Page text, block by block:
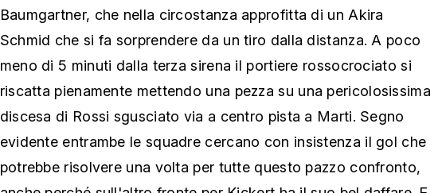
Baumgartner, che nella circostanza approfitta di un Akira
Schmid che si fa sorprendere da un tiro dalla distanza. A poco
meno di 5 minuti dalla terza sirena il portiere rossocrociato si
riscatta pienamente mettendo una pezza su una pericolosissima
discesa di Rossi sgusciato via a centro pista a Marti. Segno
evidente entrambe le squadre cercano con insistenza il gol che
potrebbe risolvere una volta per tutte questo pazzo confronto,